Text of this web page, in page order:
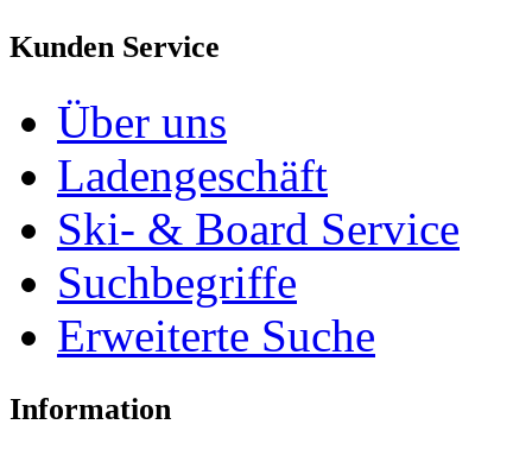
Kunden Service
Über uns
Ladengeschäft
Ski- & Board Service
Suchbegriffe
Erweiterte Suche
Information